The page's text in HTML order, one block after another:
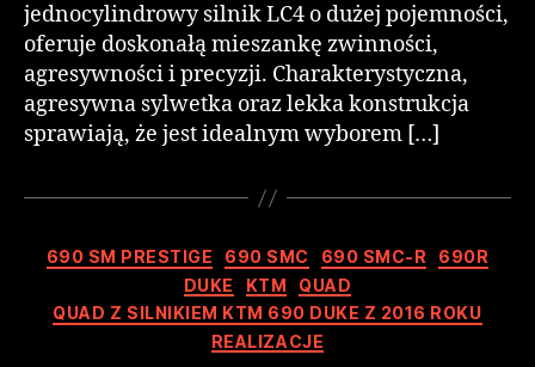
jednocylindrowy silnik LC4 o dużej pojemności,
oferuje doskonałą mieszankę zwinności,
agresywności i precyzji. Charakterystyczna,
agresywna sylwetka oraz lekka konstrukcja
sprawiają, że jest idealnym wyborem […]
690 SM PRESTIGE 690 SMC 690 SMC-R
690R
DUKE
KTM
QUAD
QUAD Z SILNIKIEM KTM 690 DUKE Z 2016 ROKU
REALIZACJE